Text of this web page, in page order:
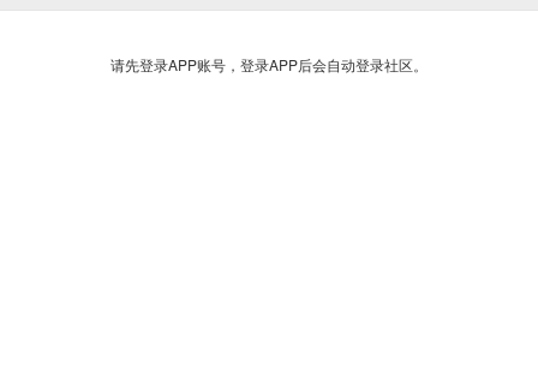
请先登录APP账号，登录APP后会自动登录社区。